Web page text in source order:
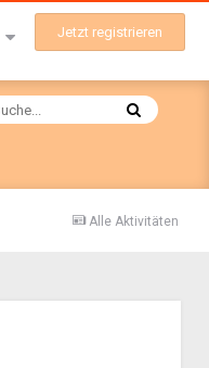
Jetzt registrieren
Alle Aktivitäten